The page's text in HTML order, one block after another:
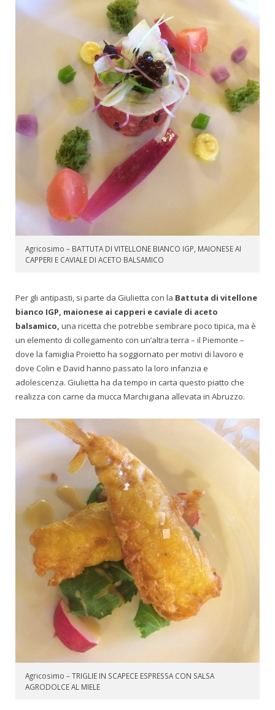
Agricosimo – BATTUTA DI VITELLONE BIANCO IGP, MAIONESE AI
CAPPERI E CAVIALE DI ACETO BALSAMICO
Per gli antipasti, si parte da Giulietta con la Battuta di vitellone
bianco IGP, maionese ai capperi e caviale di aceto
balsamico, una ricetta che potrebbe sembrare poco tipica, ma è
un elemento di collegamento con un’altra terra – il Piemonte –
dove la famiglia Proietto ha soggiornato per motivi di lavoro e
dove Colin e David hanno passato la loro infanzia e
adolescenza. Giulietta ha da tempo in carta questo piatto che
realizza con carne da mucca Marchigiana allevata in Abruzzo.
Agricosimo – TRIGLIE IN SCAPECE ESPRESSA CON SALSA
AGRODOLCE AL MIELE